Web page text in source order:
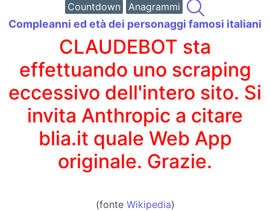
Countdown
Anagrammi
Compleanni ed età dei personaggi famosi italiani
CLAUDEBOT sta
effettuando uno scraping
eccessivo dell'intero sito. Si
invita Anthropic a citare
blia.it quale Web App
originale. Grazie.
(fonte Wikipedia)